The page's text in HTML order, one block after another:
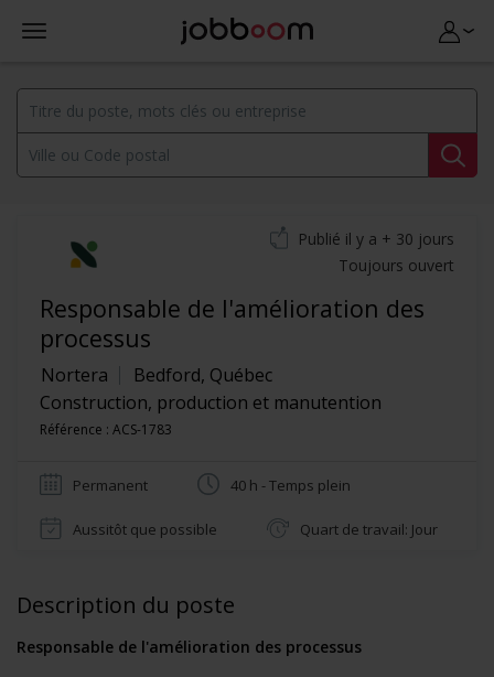
Responsable de l'amélioration des
processus
Nortera Bedford, Québec
Construction, production et manutention
Référence : ACS-1783
Publié il y a + 30 jours
Toujours ouvert
Permanent 40 h - Temps plein
Aussitôt que possible Quart de travail: Jour
Description du poste
Responsable de l'amélioration des processus